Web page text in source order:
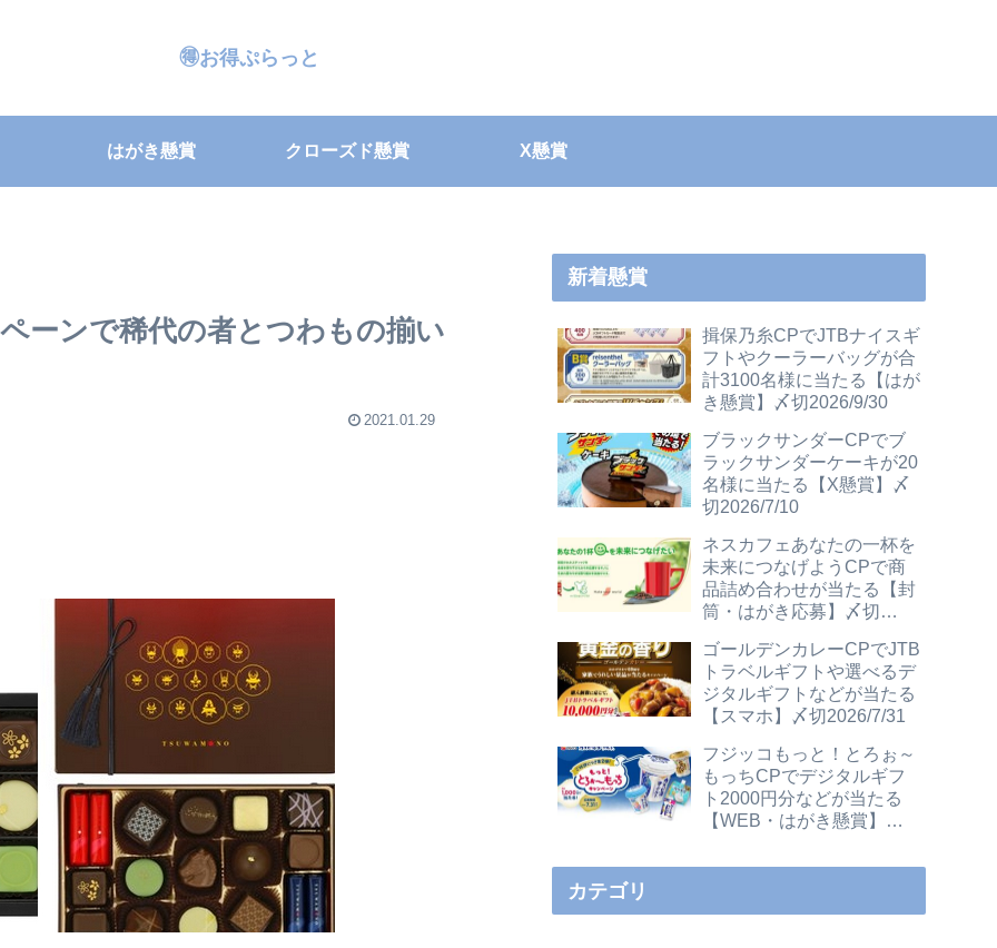
🉐お得ぷらっと
はがき懸賞 クローズド懸賞 X懸賞
ーンで稀代の者とつわもの揃い
2021.01.29
新着懸賞
揖保乃糸CPでJTBナイスギ
フトやクーラーバッグが合
計3100名様に当たる【はが
き懸賞】〆切2026/9/30
ブラックサンダーCPでブ
ラックサンダーケーキが20
名様に当たる【X懸賞】〆
切2026/7/10
ネスカフェあなたの一杯を
未来につなげようCPで商
品詰め合わせが当たる【封
筒・はがき応募】〆切
ゴールデンカレーCPでJTB
トラベルギフトや選べるデ
ジタルギフトなどが当たる
【スマホ】〆切2026/7/31
フジッコもっと！とろぉ～
もっちCPでデジタルギフ
ト2000円分などが当たる
【WEB・はがき懸賞】〆
カテゴリ